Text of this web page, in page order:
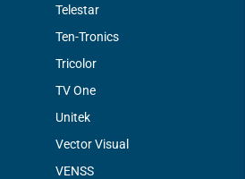
Telestar
Ten-Tronics
Tricolor
TV One
Unitek
Vector Visual
VENSS